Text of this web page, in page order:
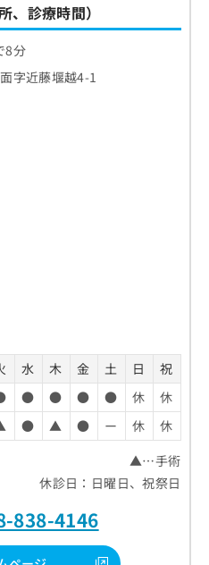
、診療時間）
8分
字近藤堰越4-1
水 木 金 土 日
祝
● ● ● ● 休
休
● ▲ ● ー 休
休
▲…手術
休診日：日曜日、祝祭日
838-4146